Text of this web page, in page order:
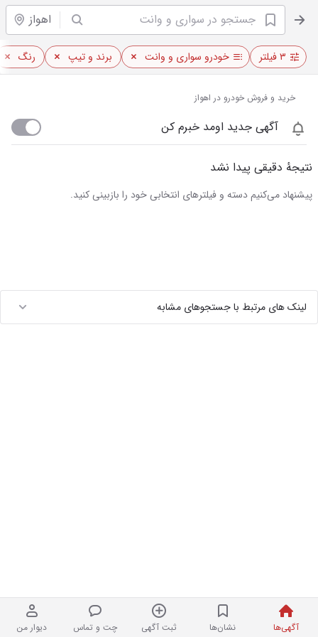
اهواز
آگهی‌ها نشان‌ها ثبت آگهی چت و تماس دیوار من
۳ فیلتر خودرو سواری و وانت برند و تیپ رنگ
خرید و فروش خودرو در اهواز
آگهی جدید اومد خبرم کن
نتیجهٔ دقیقی پیدا نشد
پیشنهاد می‌کنیم دسته و فیلترهای انتخابی خود را بازبینی کنید.
لینک های مرتبط با جستجوهای مشابه